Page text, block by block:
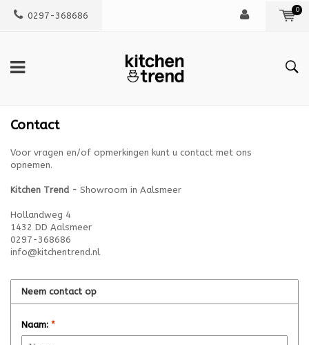
0297-368686
0
Contact
Voor vragen en/of opmerkingen kunt u contact met ons
opnemen.
Kitchen Trend - Showroom in Aalsmeer
Hollandweg 4
1432 DD Aalsmeer
0297-368686
info@kitchentrend.nl
Neem contact op
Naam: *